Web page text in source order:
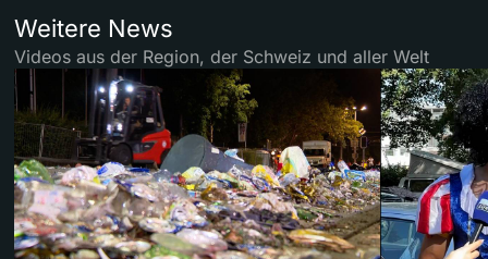
Weitere News
Videos aus der Region, der Schweiz und aller Welt